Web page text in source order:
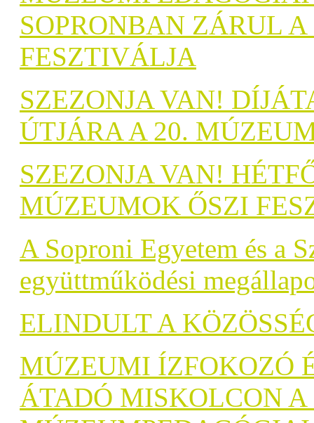
SOPRONBAN ZÁRUL
FESZTIVÁLJA
SZEZONJA VAN!
ÚTJÁRA A 20.
SZEZONJA VAN!
MÚZEUMOK ŐSZI
A Soproni Egyetem és a
együttműködési
ELINDULT A
MÚZEUMI ÍZFOKOZÓ
ÁTADÓ MISKOLCON A